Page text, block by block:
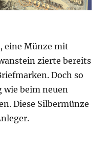
eine Münze mit
zierte bereits
Doch so
beim neuen
Diese Silbermünze
neue Bayern Thaler